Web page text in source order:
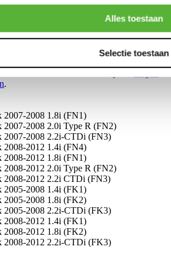
Alles toestaan
Selectie toestaan
door reCAPTCHA - het
enServicevoorwaardenzijn van
kunnen reviews schrijven.
.
2007-2008 1.8i (FN1)
2007-2008 2.0i Type R (FN2)
2007-2008 2.2i-CTDi (FN3)
2008-2012 1.4i (FN4)
2008-2012 1.8i (FN1)
2008-2012 2.0i Type R (FN2)
2008-2012 2.2i CTDi (FN3)
2005-2008 1.4i (FK1)
2005-2008 1.8i (FK2)
2005-2008 2.2i-CTDi (FK3)
2008-2012 1.4i (FK1)
2008-2012 1.8i (FK2)
2008-2012 2.2i-CTDi (FK3)